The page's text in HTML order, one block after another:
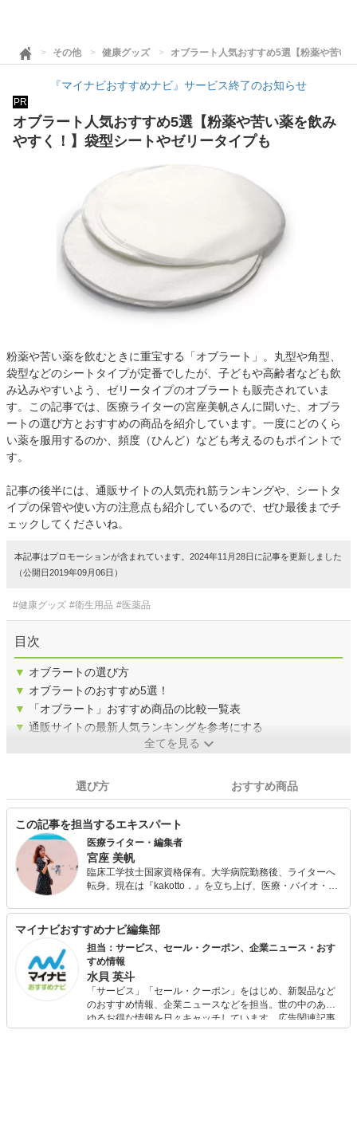
その他 健康グッズ オブラート人気おすすめ5選【粉薬や苦い
『マイナビおすすめナビ』サービス終了のお知らせ
PR
オブラート人気おすすめ5選【粉薬や苦い薬を飲み
やすく！】袋型シートやゼリータイプも
粉薬や苦い薬を飲むときに重宝する「オブラート」。丸型や角型、
袋型などのシートタイプが定番でしたが、子どもや高齢者なども飲
み込みやすいよう、ゼリータイプのオブラートも販売されていま
す。この記事では、医療ライターの宮座美帆さんに聞いた、オブラ
ートの選び方とおすすめの商品を紹介しています。一度にどのくら
い薬を服用するのか、頻度（ひんど）なども考えるのもポイントで
す。
記事の後半には、通販サイトの人気売れ筋ランキングや、シートタ
イプの保管や使い方の注意点も紹介しているので、ぜひ最後までチ
ェックしてくださいね。
本記事はプロモーションが含まれています。2024年11月28日に記事を更新しました
（公開日2019年09月06日）
#健康グッズ #衛生用品 #医薬品
目次
▼ オブラートの選び方
▼ オブラートのおすすめ5選！
▼
「オブラート」おすすめ商品の比較一覧表
▼ 通販サイトの最新人気ランキングを参考にする
全てを見る
選び方 おすすめ商品
この記事を担当するエキスパート
医療ライター・編集者
宮座 美帆
臨床工学技士国家資格保有。大学病院勤務後、ライターへ
転身。現在は『kakotto．』を立ち上げ、医療・バイオ・ヘ
います。「難しい話を分かりやすく」をモットーに、心を
じんわり温めるような記事作成をお届け。当サイトでは健
康にかかわるグッズや医療機器などを紹介し、皆さまの健
康増進のお手伝いを致します。
マイナビおすすめナビ編集部
担当：サービス、セール・クーポン、企業ニュース・おす
すめ情報
水貝 英斗
「サービス」「セール・クーポン」をはじめ、新製品など
のおすすめ情報、企業ニュースなどを担当。世の中のあら
ゆるお得な情報を日々キャッチしています。広告関連記事
の制作にも携わり、SEOの知見を活かし商品販促のプラン